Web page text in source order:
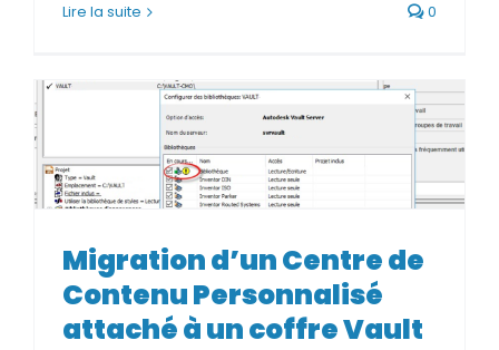
Lire la suite 0
Migration d’un Centre de
Contenu Personnalisé attaché
à un coffre Vault
Migration d’un Centre de
Contenu Personnalisé
attaché à un coffre Vault